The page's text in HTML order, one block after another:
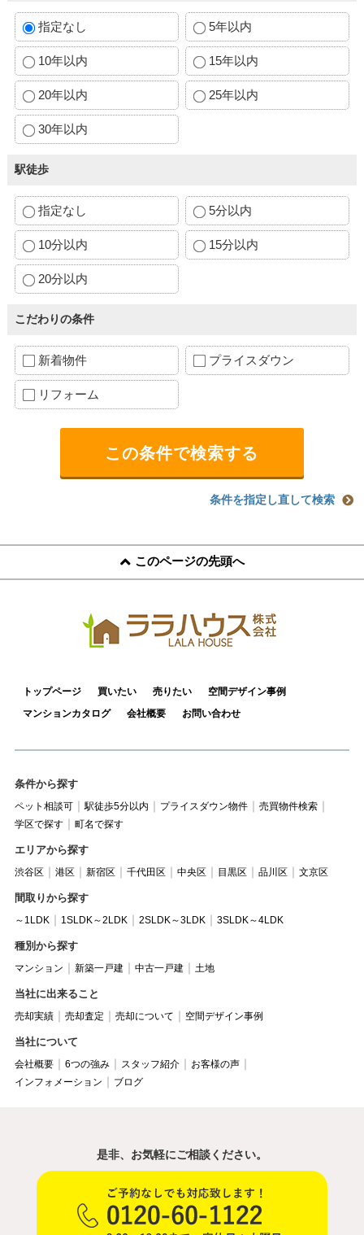
指定なし 5年以内
10年以内 15年以内
20年以内 25年以内
30年以内
駅徒歩
指定なし 5分以内
10分以内 15分以内
20分以内
こだわりの条件
新着物件 プライスダウン
リフォーム
条件を指定し直して検索
このページの先頭へ
トップページ 買いたい 売りたい
空間デザイン事例
マンションカタログ
会社概要 お問い合わせ
条件から探す
ペット相談可 駅徒歩5分以内 プライスダウン物件
売買物件検索
学区で探す
町名で探す
エリアから探す
渋谷区 港区 新宿区 千代田区 中央区 目黒区 品川区 文京区
間取りから探す
～1LDK 1SLDK～2LDK 2SLDK～3LDK 3SLDK～4LDK
種別から探す
マンション 新築一戸建 中古一戸建 土地
当社に出来ること
売却実績 売却査定 売却について 空間デザイン事例
当社について
会社概要 6つの強み スタッフ紹介
お客様の声
インフォメーション
ブログ
是非、お気軽にご相談ください。